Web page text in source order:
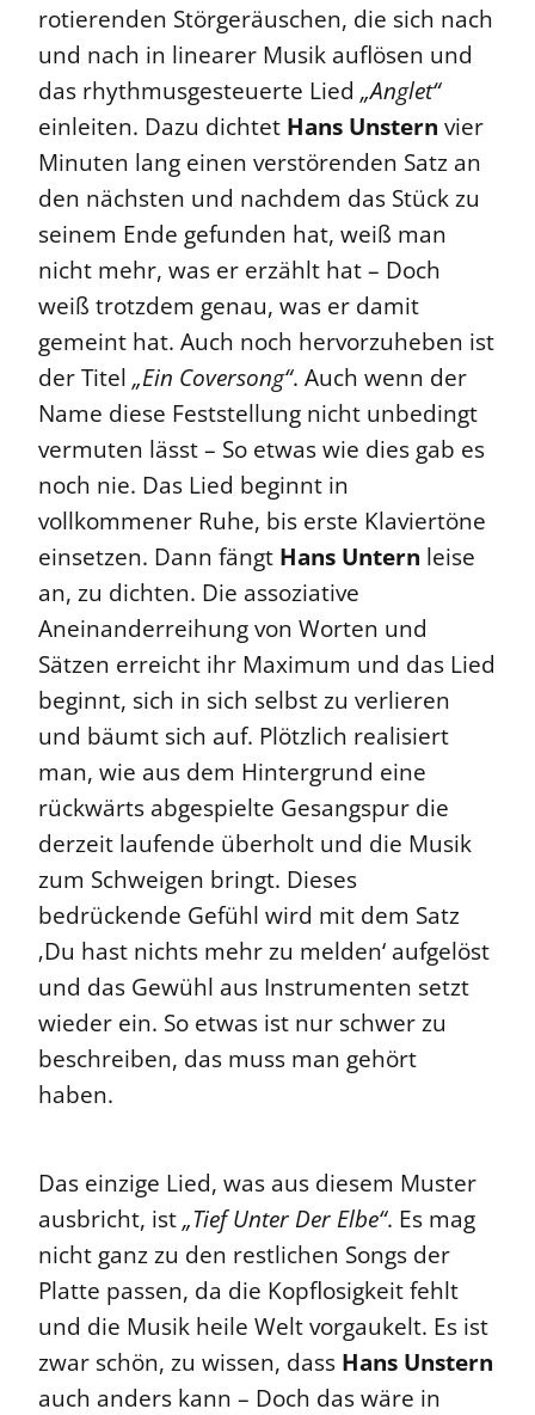
rotierenden Störgeräuschen, die sich nach
und nach in linearer Musik auflösen und
das rhythmusgesteuerte Lied „Anglet“
einleiten. Dazu dichtet Hans Unstern vier
Minuten lang einen verstörenden Satz an
den nächsten und nachdem das Stück zu
seinem Ende gefunden hat, weiß man
nicht mehr, was er erzählt hat – Doch
weiß trotzdem genau, was er damit
gemeint hat. Auch noch hervorzuheben ist
der Titel „Ein Coversong“. Auch wenn der
Name diese Feststellung nicht unbedingt
vermuten lässt – So etwas wie dies gab es
noch nie. Das Lied beginnt in
vollkommener Ruhe, bis erste Klaviertöne
einsetzen. Dann fängt Hans Untern leise
an, zu dichten. Die assoziative
Aneinanderreihung von Worten und
Sätzen erreicht ihr Maximum und das Lied
beginnt, sich in sich selbst zu verlieren
und bäumt sich auf. Plötzlich realisiert
man, wie aus dem Hintergrund eine
rückwärts abgespielte Gesangspur die
derzeit laufende überholt und die Musik
zum Schweigen bringt. Dieses
bedrückende Gefühl wird mit dem Satz
‚Du hast nichts mehr zu melden‘ aufgelöst
und das Gewühl aus Instrumenten setzt
wieder ein. So etwas ist nur schwer zu
beschreiben, das muss man gehört
haben.
Das einzige Lied, was aus diesem Muster
ausbricht, ist„Tief Unter Der Elbe“. Es mag
nicht ganz zu den restlichen Songs der
Platte passen, da die Kopflosigkeit fehlt
und die Musik heile Welt vorgaukelt. Es ist
zwar schön, zu wissen, dass Hans Unstern
auch anders kann – Doch das wäre in